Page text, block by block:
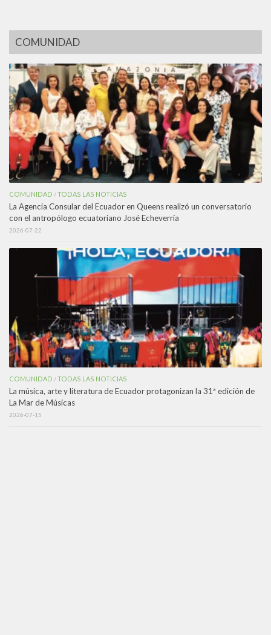
COMUNIDAD
COMUNIDAD /TODAS LAS NOTICIAS
La Agencia Consular del Ecuador en Queens realizó un conversatorio
con el antropólogo ecuatoriano José Echeverría
2026-07-22
COMUNIDAD /TODAS LAS NOTICIAS
La música, arte y literatura de Ecuador protagonizan la 31ª edición de
La Mar de Músicas
2026-07-15